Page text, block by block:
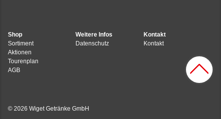
Shop
Sortiment
Aktionen
Tourenplan
AGB
Weitere Infos
Datenschutz
Kontakt
Kontakt
© 2026 Wiget Getränke GmbH